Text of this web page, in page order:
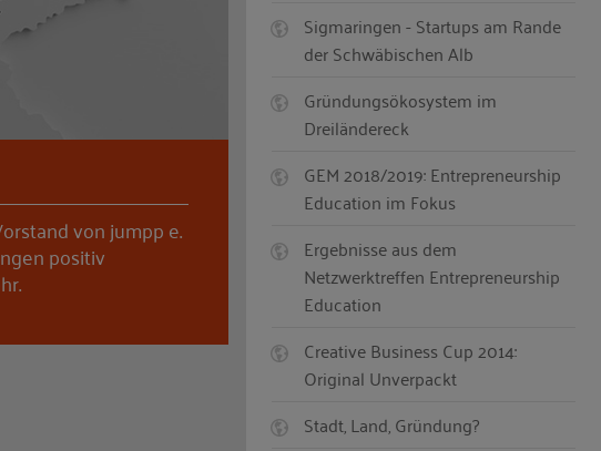
von jumpp e.
positiv
Sigmaringen - Startups am Rande
der Schwäbischen Alb
Gründungsökosystem im
Dreiländereck
GEM 2018/2019: Entrepreneurship
Education im Fokus
Ergebnisse aus dem
Netzwerktreffen Entrepreneurship
Education
Creative Business Cup 2014:
Original Unverpackt
Stadt, Land, Gründung?